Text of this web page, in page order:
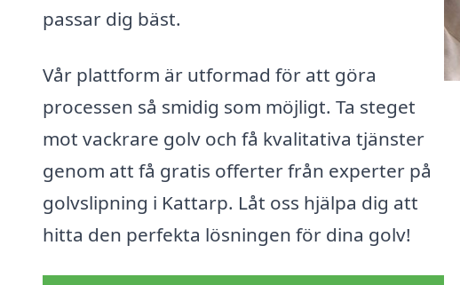
passar dig bäst.
Vår plattform är utformad för att göra
processen så smidig som möjligt. Ta steget
mot vackrare golv och få kvalitativa tjänster
genom att få gratis offerter från experter på
golvslipning i Kattarp. Låt oss hjälpa dig att
hitta den perfekta lösningen för dina golv!